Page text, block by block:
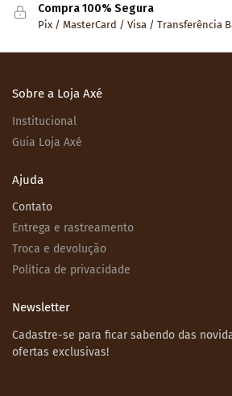
Compra 100% Segura
Pix / MasterCard / Visa / Transferência
Sobre a Loja Axé
Institucional
Guia Loja Axé
Ajuda
Contato
Entrega e rastreamento
Troca e devolução
Política de privacidade
Newsletter
Cadastre-se para ficar sabendo das
ofertas exclusivas!